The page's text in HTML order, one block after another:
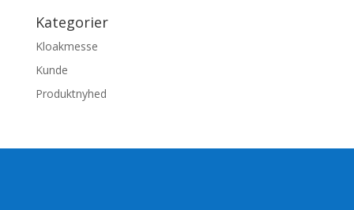
Kategorier
Kloakmesse
Kunde
Produktnyhed